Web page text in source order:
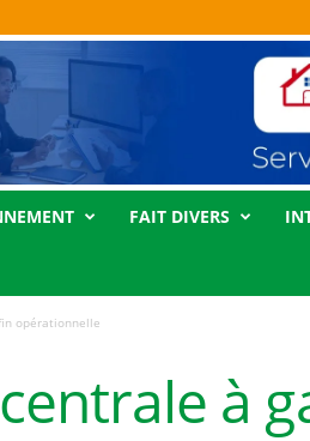
FAIT DIVERS
opérationnelle
à